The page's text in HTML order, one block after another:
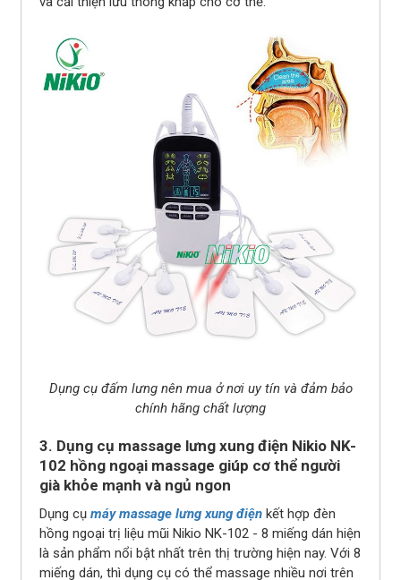
Dụng cụ đấm lưng nên mua ở nơi uy tín và đảm bảo
chính hãng chất lượng
3. Dụng cụ massage lưng xung điện Nikio NK-
102 hồng ngoại massage giúp cơ thể người
già khỏe mạnh và ngủ ngon
Dụng cụ máy massage lưng xung điện kết hợp đèn
hồng ngoại trị liệu mũi Nikio NK-102 - 8 miếng dán hiện
là sản phẩm nổi bật nhất trên thị trường hiện nay. Với 8
miếng dán, thì dụng cụ có thể massage nhiều nơi trên